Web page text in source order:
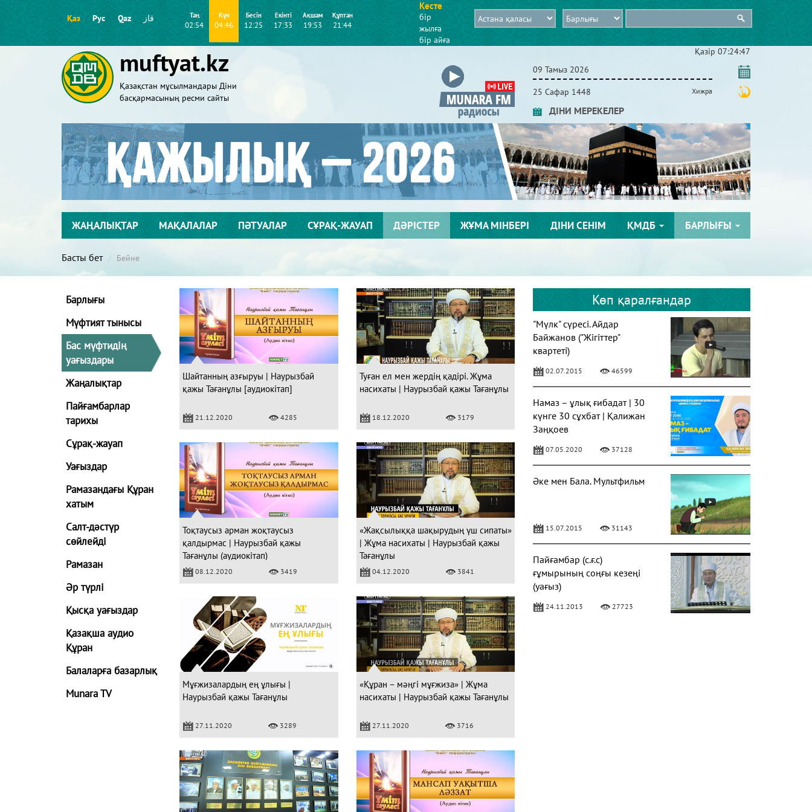
Қаз Рус Qaz قاز Таң
02:54
Күн
04:46
Бесін
12:25
Екінті
17:33
Ақшам
19:53
Құптан
21:44
Кесте
бір
жылға
бір айға
muftyat.kz
Қазақстан мұсылмандары Діни
басқармасының ресми сайты
Қазір 07:24:48
09 Тамыз 2026
25 Сафар 1448 Хижра
ДІНИ МЕРЕКЕЛЕР
ЖАҢАЛЫҚТАР МАҚАЛАЛАР ПӘТУАЛАР СҰРАҚ-ЖАУАП ДӘРІСТЕР ЖҰМА МІНБЕРІ ДІНИ СЕНІМ ҚМДБ БАРЛЫҒЫ
Басты бет Бейне
Барлығы
Мүфтият тынысы
Бас мүфтидің
уағыздары
Жаңалықтар
Пайғамбарлар
тарихы
Сұрақ-жауап
Уағыздар
Рамазандағы Құран
хатым
Салт-дәстүр
сөйлейді
Рамазан
Әр түрлі
Қысқа уағыздар
Қазақша аудио
Құран
Балаларға базарлық
Munara TV
Шайтанның азғыруы | Наурызбай
қажы Тағанұлы [аудиокітап]
21.12.2020 4285
Туған ел мен жердің қадірі. Жұма
насихаты | Наурызбай қажы Тағанұлы
18.12.2020 3179
Тоқтаусыз арман жоқтаусыз
қалдырмас | Наурызбай қажы
Тағанұлы (аудиокітап)
08.12.2020 3419
«Жақсылыққа шақырудың үш сипаты»
| Жұма насихаты | Наурызбай қажы
Тағанұлы
04.12.2020 3841
Мұғжизалардың ең ұлығы |
Наурызбай қажы Тағанұлы
27.11.2020 3289
«Құран – мәңгі мұғжиза» | Жұма
насихаты | Наурызбай қажы Тағанұлы
27.11.2020 3716
Көп қаралғандар
"Мүлк" сүресі. Айдар
Байжанов ("Жігіттер"
квартеті)
02.07.2015 46599
Намаз – ұлық ғибадат | 30
күнге 30 сұхбат | Қалижан
Заңқоев
07.05.2020 37128
Әке мен Бала. Мультфильм
15.07.2015 31143
Пайғамбар (с.ғ.с)
ғұмырының соңғы кезеңі
(уағыз)
24.11.2013 27723